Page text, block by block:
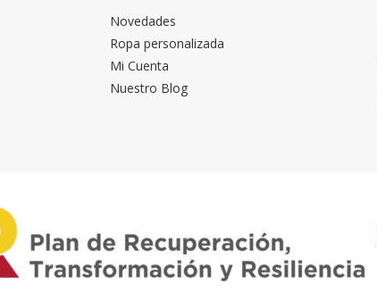
Novedades
Ropa personalizada
Mi Cuenta
Nuestro Blog